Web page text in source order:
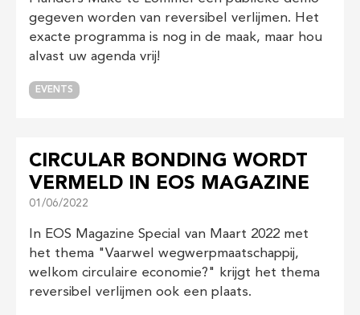
gegeven worden van reversibel verlijmen. Het
exacte programma is nog in de maak, maar hou
alvast uw agenda vrij!
EVENTS
CIRCULAR BONDING WORDT
VERMELD IN EOS MAGAZINE
01/06/2022
In EOS Magazine Special van Maart 2022 met
het thema "Vaarwel wegwerpmaatschappij,
welkom circulaire economie?" krijgt het thema
reversibel verlijmen ook een plaats.